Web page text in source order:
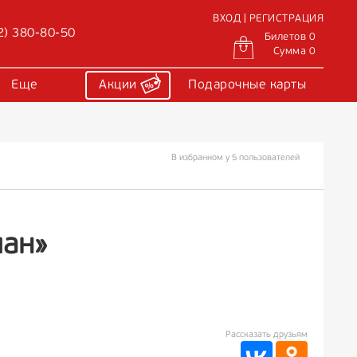
380-80-50
ВХОД | РЕГИСТРАЦИЯ
Билетов 0
Сумма 0
Еще Акции Подарочные карты
В избранном у 5 пользователей
Рассказать друзьям